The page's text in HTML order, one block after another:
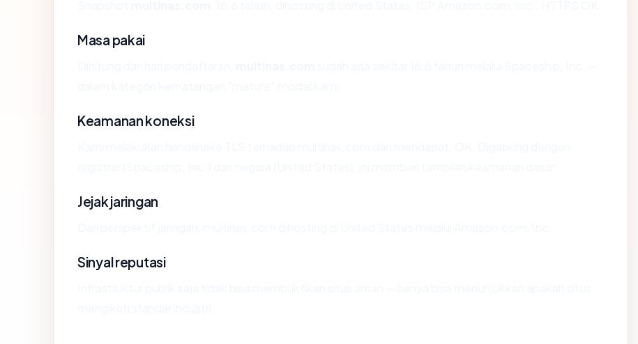
Masa pakai
Keamanan koneksi
Jejak jaringan
Sinyal reputasi